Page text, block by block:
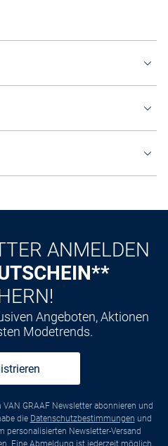
ANMELDEN
Angeboten, Aktionen
Modetrends.
GRAAF Newsletter abonnieren und
die Datenschutzbestimmungen und
personalisierten Newsletter-Versand
Eine Abmeldung ist jederzeit möglich,